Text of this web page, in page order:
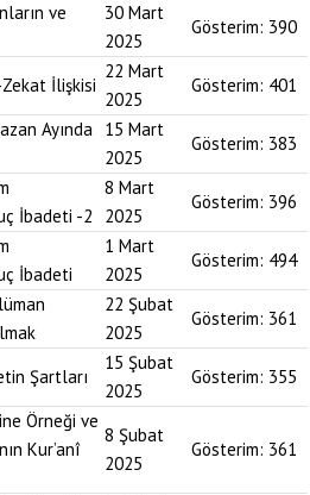
ve
30 Mart
2025
Gösterim: 390
Zekat İlişkisi
22 Mart
2025
Gösterim: 401
Ayında 15 Mart
2025
Gösterim: 383
İbadeti -2
8 Mart
2025
Gösterim: 396
İbadeti
1 Mart
2025
Gösterim: 494
22 Şubat
2025
Gösterim: 361
Şartları
15 Şubat
2025
Gösterim: 355
Örneği ve
Kur’anî
8 Şubat
2025
Gösterim: 361